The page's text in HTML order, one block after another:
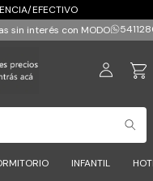
EFECTIVO
sin interés con MODO
INFANTIL